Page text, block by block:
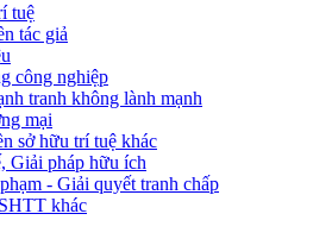
tuệ
tác giả
công nghiệp
tranh không lành mạnh
mại
sở hữu trí tuệ khác
Giải pháp hữu ích
- Giải quyết tranh chấp
khác